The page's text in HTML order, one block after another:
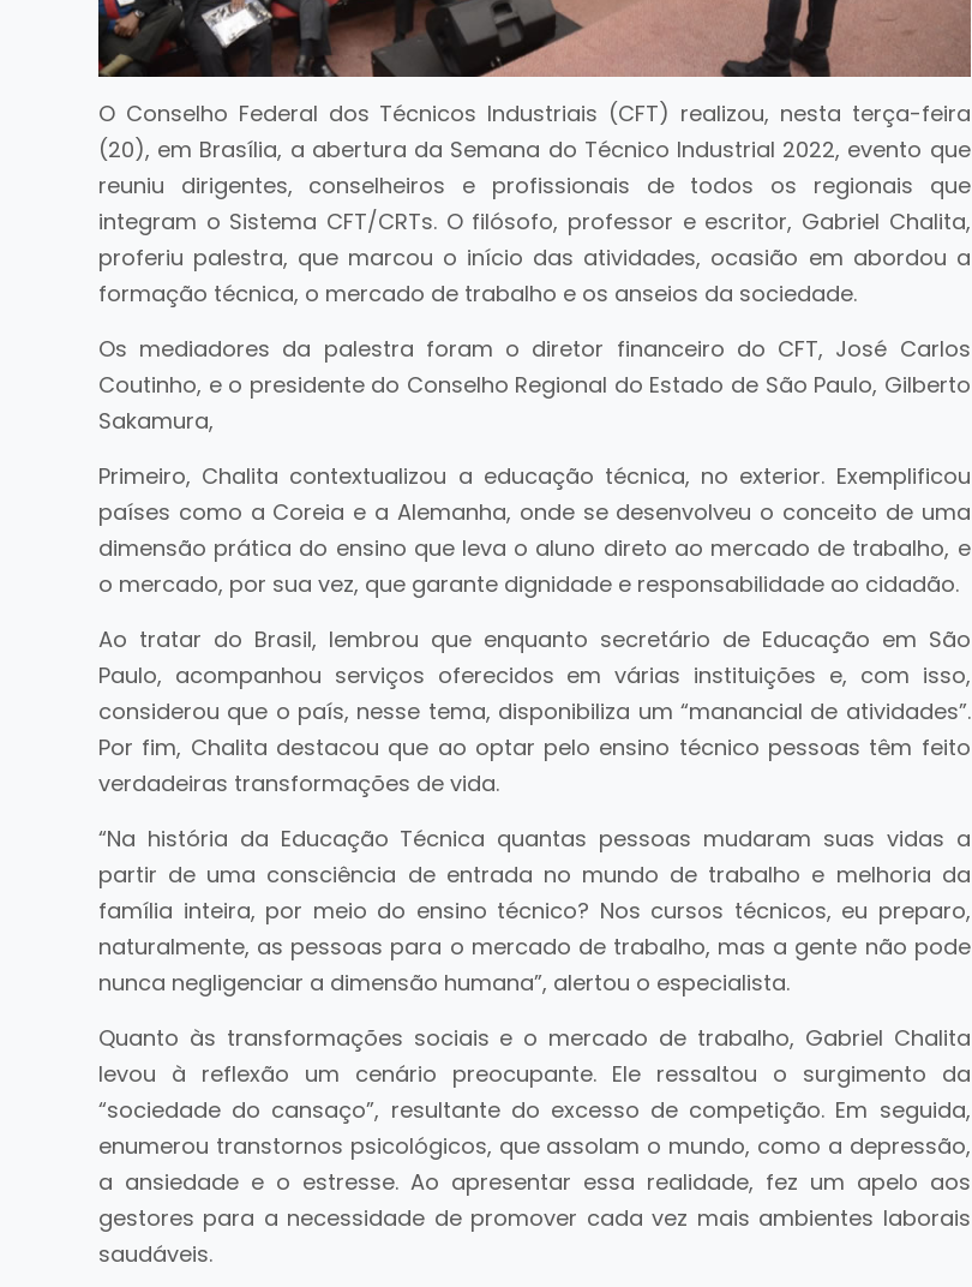
O Conselho Federal dos Técnicos Industriais (CFT) realizou, nesta terça-feira
(20), em Brasília, a abertura da Semana do Técnico Industrial 2022, evento que
reuniu dirigentes, conselheiros e profissionais de todos os regionais que
integram o Sistema CFT/CRTs. O filósofo, professor e escritor, Gabriel Chalita,
proferiu palestra, que marcou o início das atividades, ocasião em abordou a
formação técnica, o mercado de trabalho e os anseios da sociedade.
Os mediadores da palestra foram o diretor financeiro do CFT, José Carlos
Coutinho, e o presidente do Conselho Regional do Estado de São Paulo, Gilberto
Sakamura,
Primeiro, Chalita contextualizou a educação técnica, no exterior. Exemplificou
países como a Coreia e a Alemanha, onde se desenvolveu o conceito de uma
dimensão prática do ensino que leva o aluno direto ao mercado de trabalho, e
o mercado, por sua vez, que garante dignidade e responsabilidade ao cidadão.
Ao tratar do Brasil, lembrou que enquanto secretário de Educação em São
Paulo, acompanhou serviços oferecidos em várias instituições e, com isso,
considerou que o país, nesse tema, disponibiliza um “manancial de atividades”.
Por fim, Chalita destacou que ao optar pelo ensino técnico pessoas têm feito
verdadeiras transformações de vida.
“Na história da Educação Técnica quantas pessoas mudaram suas vidas a
partir de uma consciência de entrada no mundo de trabalho e melhoria da
família inteira, por meio do ensino técnico? Nos cursos técnicos, eu preparo,
naturalmente, as pessoas para o mercado de trabalho, mas a gente não pode
nunca negligenciar a dimensão humana”, alertou o especialista.
Quanto às transformações sociais e o mercado de trabalho, Gabriel Chalita
levou à reflexão um cenário preocupante. Ele ressaltou o surgimento da
“sociedade do cansaço”, resultante do excesso de competição. Em seguida,
enumerou transtornos psicológicos, que assolam o mundo, como a depressão,
a ansiedade e o estresse. Ao apresentar essa realidade, fez um apelo aos
gestores para a necessidade de promover cada vez mais ambientes laborais
saudáveis.